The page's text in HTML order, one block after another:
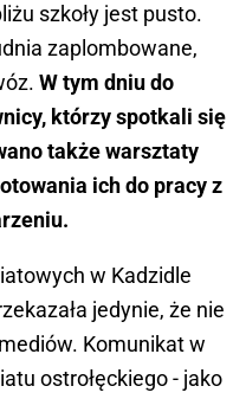
szkoły jest pusto.
zaplombowane,
W tym dniu do
którzy spotkali się
także warsztaty
ich do pracy z
w Kadzidle
jedynie, że nie
Komunikat w
ostrołęckiego - jako